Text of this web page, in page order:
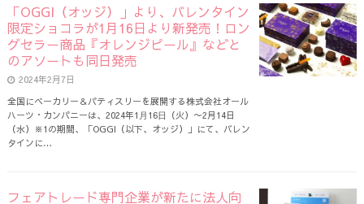
「OGGI（オッジ）」より、バレンタイン
限定ショコラが1月16日より新発売！ロン
グセラー商品『オレンジピール』などと
のアソートも同日発売
2024年2月7日
全国にベーカリー＆パティスリーを展開する株式会社オール
ハーツ・カンパニーは、2024年1⽉16⽇（火）〜2月14日
（水）※1の期間、「OGGI（以下、オッジ）」にて、バレン
タインに…
フェアトレード専門企業が新たに法人向